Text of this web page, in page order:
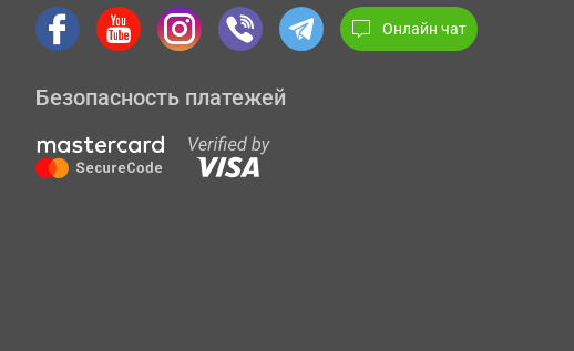
Онлайн чат
Безопасность платежей